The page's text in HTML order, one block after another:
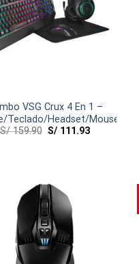
VSG Crux 4 En 1 –
Teclado/Headset/Mousepad
S/159.90 S/ 111.93